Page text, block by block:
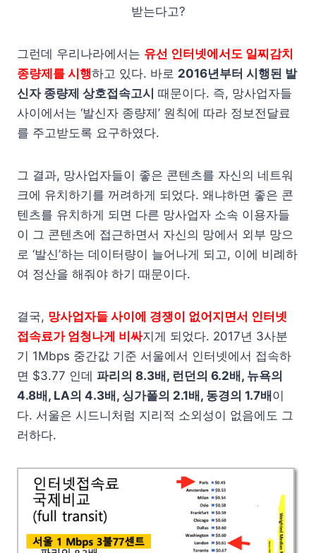
받는다고?
그런데 우리나라에서는 유선 인터넷에서도 일찌감치
종량제를 시행하고 있다. 바로 2016년부터 시행된 발
신자 종량제 상호접속고시 때문이다. 즉, 망사업자들
사이에서는 ‘발신자 종량제’ 원칙에 따라 정보전달료
를 주고받도록 요구하였다.
그 결과, 망사업자들이 좋은 콘텐츠를 자신의 네트워
크에 유치하기를 꺼려하게 되었다. 왜냐하면 좋은 콘
텐츠를 유치하게 되면 다른 망사업자 소속 이용자들
이 그 콘텐츠에 접근하면서 자신의 망에서 외부 망으
로 ‘발신’하는 데이터량이 늘어나게 되고, 이에 비례하
여 정산을 해줘야 하기 때문이다.
결국, 망사업자들 사이에 경쟁이 없어지면서 인터넷
접속료가 엄청나게 비싸지게 되었다. 2017년 3사분
기 1Mbps 중간값 기준 서울에서 인터넷에서 접속하
면 $3.77 인데 파리의 8.3배, 런던의 6.2배, 뉴욕의
4.8배, LA의 4.3배, 싱가폴의 2.1배, 동경의 1.7배 이
다. 서울은 시드니처럼 지리적 소외성이 없음에도 그
러하다.